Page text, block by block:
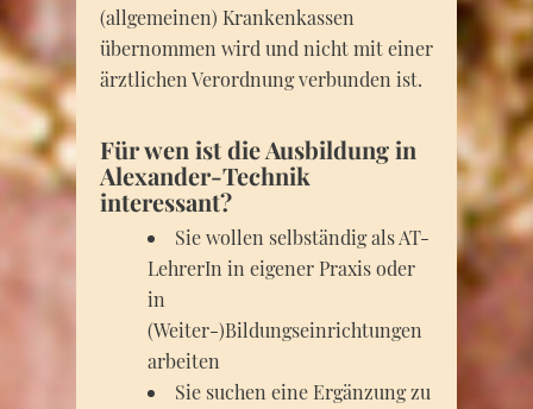
(allgemeinen) Krankenkassen
übernommen wird und nicht mit einer
ärztlichen Verordnung verbunden ist.
Für wen ist die Ausbildung in
Alexander-Technik
interessant?
Sie wollen selbständig als AT-
LehrerIn in eigener Praxis oder
in
(Weiter-)Bildungseinrichtungen
arbeiten
Sie suchen eine Ergänzung zu